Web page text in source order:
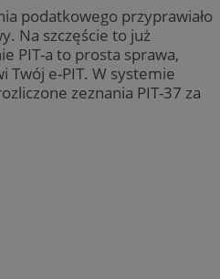
podatkowego przyprawiało
Na szczęście to już
PIT-a to prosta sprawa,
Twój e-PIT. W systemie
zeznania PIT-37 za